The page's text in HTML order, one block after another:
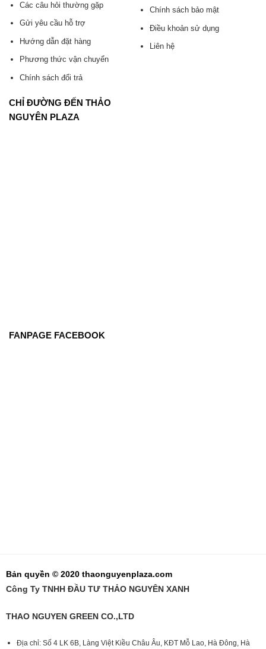
Các câu hỏi thường gặp
Gửi yêu cầu hỗ trợ
Hướng dẫn đặt hàng
Phương thức vận chuyển
Chính sách đổi trả
Chính sách bảo mật
Điều khoản sử dụng
Liên hệ
CHỈ ĐƯỜNG ĐẾN THẢO
NGUYÊN PLAZA
FANPAGE FACEBOOK
Bản quyền © 2020 thaonguyenplaza.com
Công Ty TNHH ĐẦU TƯ THẢO NGUYÊN XANH
THAO NGUYEN GREEN CO.,LTD
Địa chỉ: Số 4 LK 6B, Làng Việt Kiều Châu Âu, KĐT Mỗ Lao, Hà Đông, Hà